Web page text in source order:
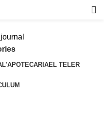
L’APOTECARIAEL TELER